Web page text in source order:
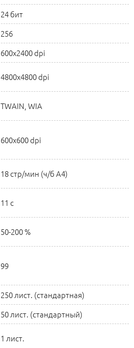
24 бит
256
600x2400 dpi
4800x4800 dpi
TWAIN, WIA
600x600 dpi
18 стр/мин (ч/б А4)
11 с
50-200 %
99
250 лист. (стандартная)
50 лист. (стандартный)
1 лист.